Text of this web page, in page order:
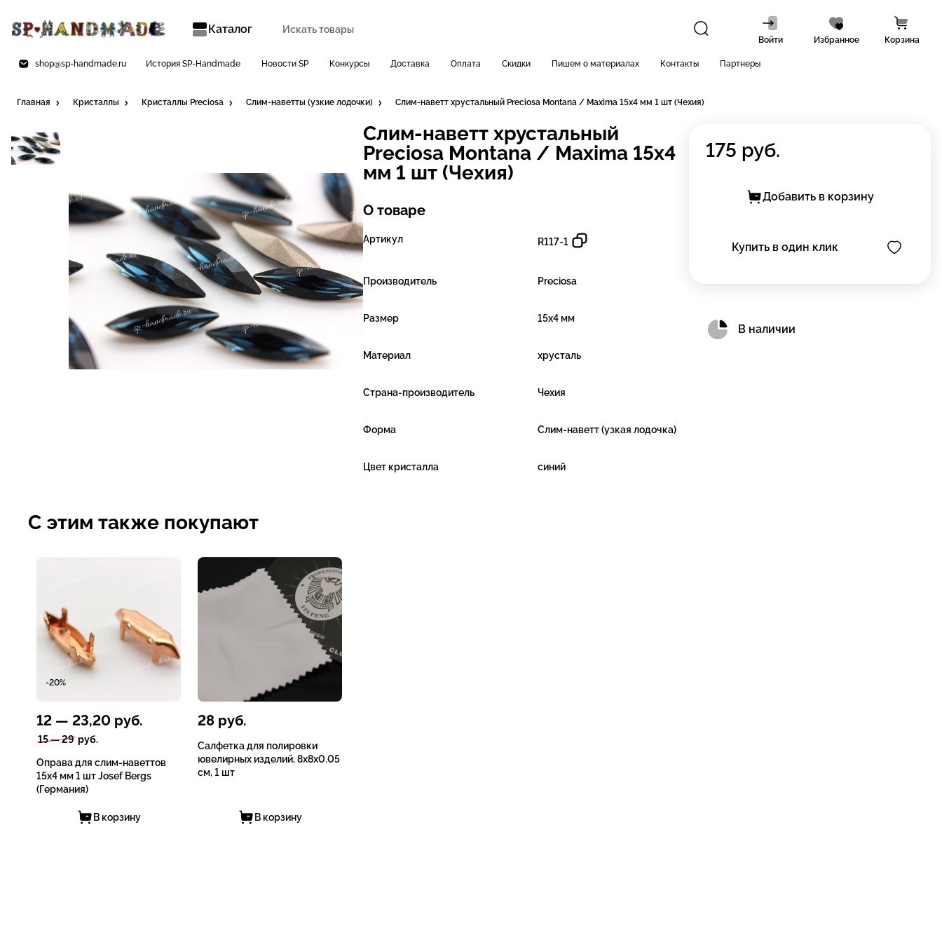
Каталог
Войти Избранное Корзина
shop@sp-handmade.ru История SP-Handmade Новости SP Конкурсы Доставка Оплата Скидки Пишем о материалах Контакты Партнеры
Главная Кристаллы Кристаллы Preciosa Слим-наветты (узкие лодочки) Слим-наветт хрустальный Preciosa Montana / Maxima 15x4 мм 1 шт (Чехия)
Слим-наветт хрустальный
Preciosa Montana / Maxima 15x4
мм 1 шт (Чехия)
О товаре
Артикул R117-1
Производитель Preciosa
Размер 15x4 мм
Материал хрусталь
Страна-производитель Чехия
Форма Слим-наветт (узкая лодочка)
Цвет кристалла синий
С этим также покупают
-20%
12 — 23,20 руб.
15—29 руб.
Оправа для слим-наветтов
15x4 мм 1 шт Josef Bergs
(Германия)
В корзину
28руб.
Салфетка для полировки
ювелирных изделий, 8x8x0.05
см, 1 шт
В корзину
175 руб.
Добавить в корзину
Купить в один клик
В наличии